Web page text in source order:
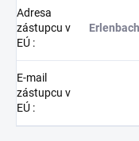
Adresa
zástupcu v
EÚ :
E-mail
zástupcu v
EÚ :